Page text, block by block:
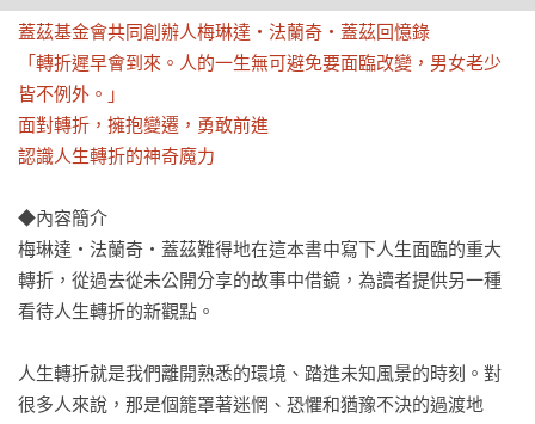
蓋茲基金會共同創辦人梅琳達‧法蘭奇‧蓋茲回憶錄
「轉折遲早會到來。人的一生無可避免要面臨改變，男女老少
皆不例外。」
面對轉折，擁抱變遷，勇敢前進
認識人生轉折的神奇魔力
◆內容簡介
梅琳達‧法蘭奇‧蓋茲難得地在這本書中寫下人生面臨的重大
轉折，從過去從未公開分享的故事中借鏡，為讀者提供另一種
看待人生轉折的新觀點。
人生轉折就是我們離開熟悉的環境、踏進未知風景的時刻。對
很多人來說，那是個籠罩著迷惘、恐懼和猶豫不決的過渡地